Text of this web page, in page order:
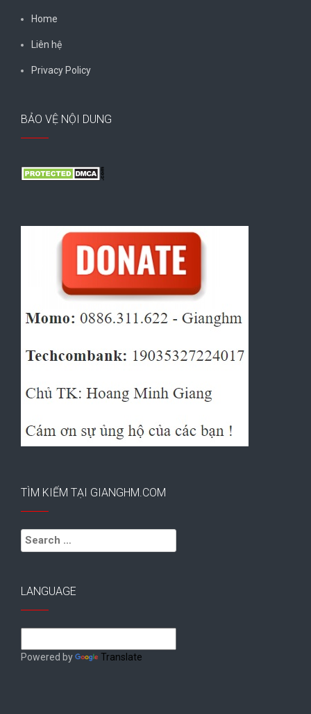
Home
Liên hệ
Privacy Policy
BẢO VỆ NỘI DUNG
TÌM KIẾM TẠI GIANGHM.COM
Search
for:
LANGUAGE
Powered by Translate